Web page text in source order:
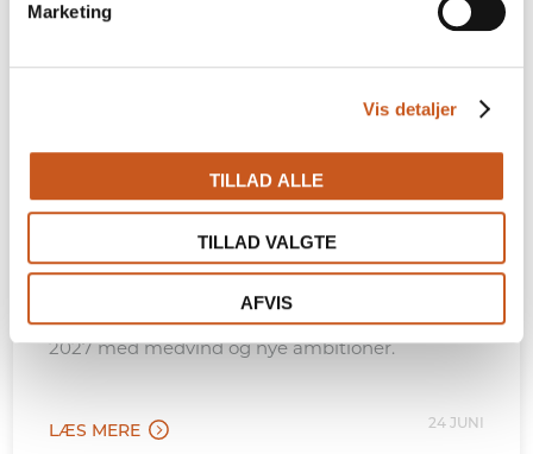
Marketing
Vis detaljer
TILLAD ALLE
TILLAD VALGTE
AFVIS
Sommerrevy tiltrækker
rekordmange gæster og flere
virksomheder
Med 21.000 gæster og voksende
virksomhedssalg går Odense Sommerrevy ind i
2027 med medvind og nye ambitioner.
LÆS MERE 24 JUNI